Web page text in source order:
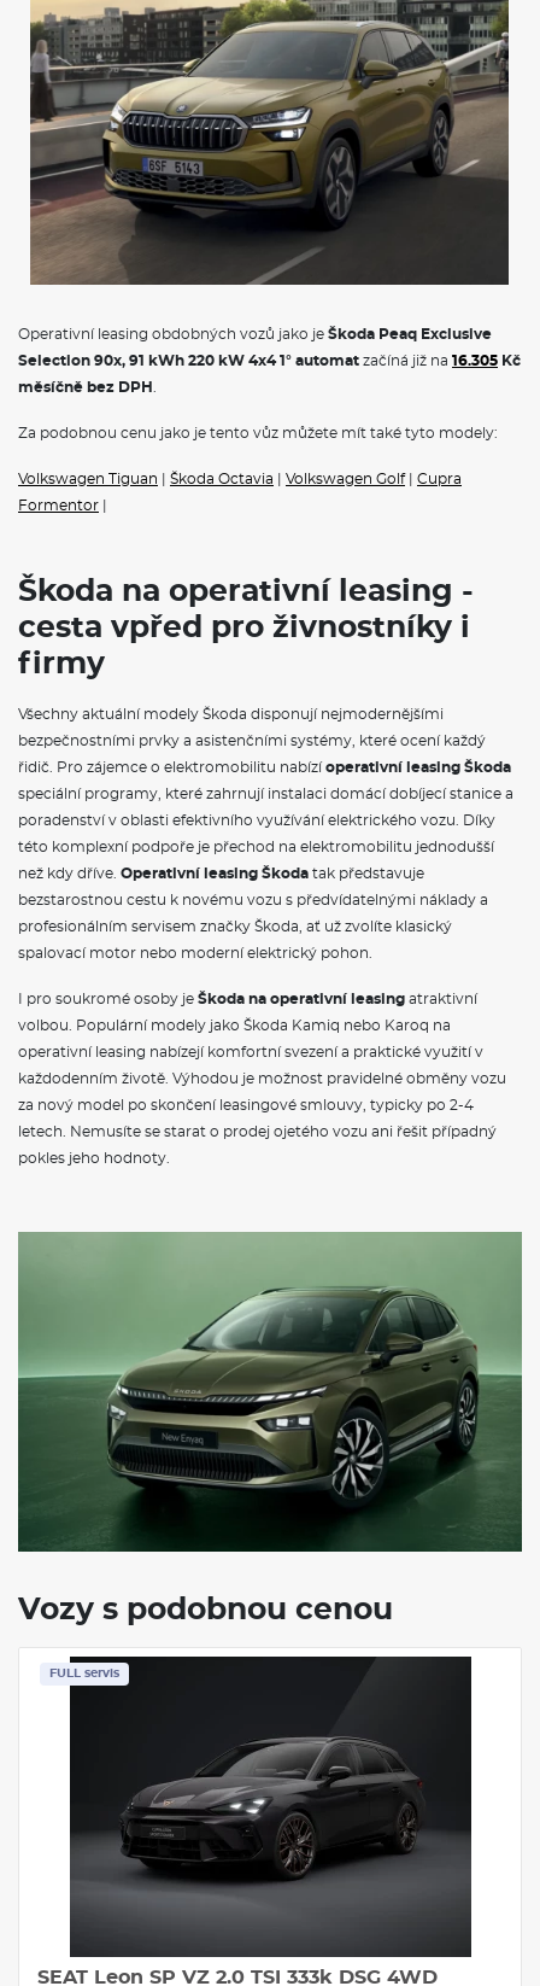
Operativní leasing obdobných vozů jako je Škoda Peaq Exclusive
Selection 90x, 91 kWh 220 kW 4x4 1° automat začíná již na 16.305 Kč
měsíčně bez DPH
Za podobnou cenu jako je tento vůz můžete mít také tyto modely:
Volkswagen Tiguan Škoda Octavia Volkswagen Golf| Cupra
Formentor
Škoda na operativní leasing -
cesta vpřed pro živnostníky i
firmy
Všechny aktuální modely Škoda disponují nejmodernějšími
bezpečnostními prvky a asistenčními systémy, které ocení každý
řidič. Pro zájemce o elektromobilitu nabízíoperativní leasing Škoda
speciální programy, které zahrnují instalaci domácí dobíjecí stanice a
poradenství v oblasti efektivního využívání elektrického vozu. Díky
této komplexní podpoře je přechod na elektromobilitu jednodušší
než kdy dříve. Operativní leasing Škoda tak představuje
bezstarostnou cestu k novému vozu s předvídatelnými náklady a
profesionálním servisem značky Škoda, ať už zvolíte klasický
spalovací motor nebo moderní elektrický pohon.
I pro soukromé osoby je Škoda na operativní leasing atraktivní
volbou. Populární modely jako Škoda Kamiq nebo Karoq na
operativní leasing nabízejí komfortní svezení a praktické využití v
každodenním životě. Výhodou je možnost pravidelné obměny vozu
za nový model po skončení leasingové smlouvy, typicky po 2-4
letech. Nemusíte se starat o prodej ojetého vozu ani řešit případný
pokles jeho hodnoty.
Vozy s podobnou cenou
FULL servis
SEAT Leon SP VZ 2.0 TSI 333k DSG 4WD